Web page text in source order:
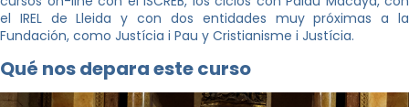
el IREL de Lleida y con dos entidades muy próximas a la
Fundación, como Justícia i Pau y Cristianisme i Justícia.
Qué nos depara este curso